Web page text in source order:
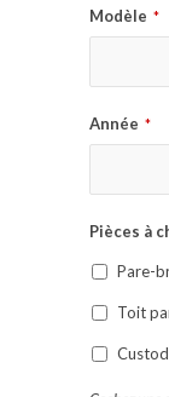
Modèle *
Année *
Pièces à
Pare-
Toit